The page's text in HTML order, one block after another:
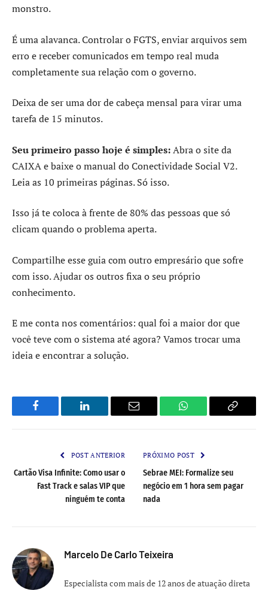
monstro.
É uma alavanca. Controlar o FGTS, enviar arquivos sem
erro e receber comunicados em tempo real muda
completamente sua relação com o governo.
Deixa de ser uma dor de cabeça mensal para virar uma
tarefa de 15 minutos.
Seu primeiro passo hoje é simples:Abra o site da
CAIXA e baixe o manual do Conectividade Social V2.
Leia as 10 primeiras páginas. Só isso.
Isso já te coloca à frente de 80% das pessoas que só
clicam quando o problema aperta.
Compartilhe esse guia com outro empresário que sofre
com isso. Ajudar os outros fixa o seu próprio
conhecimento.
E me conta nos comentários: qual foi a maior dor que
você teve com o sistema até agora? Vamos trocar uma
ideia e encontrar a solução.
Facebook LinkedIn Email WhatsApp Copy
POST ANTERIOR
Cartão Visa Infinite: Como usar o
Fast Track e salas VIP que
ninguém te conta
PRÓXIMO POST
Sebrae MEI: Formalize seu
negócio em 1 hora sem pagar
nada
Marcelo De Carlo Teixeira
Especialista com mais de 12 anos de atuação direta